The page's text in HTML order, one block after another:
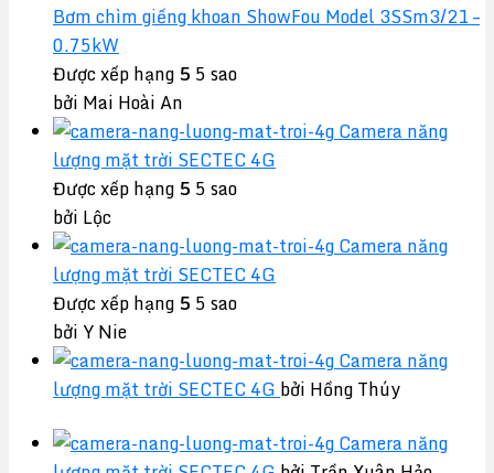
Bơm chìm giếng khoan ShowFou Model 3SSm3/21 –
0.75kW
Được xếp hạng5 5 sao
bởi Mai Hoài An
Camera năng
lượng mặt trời SECTEC 4G
Được xếp hạng5 5 sao
bởi Lộc
Camera năng
lượng mặt trời SECTEC 4G
Được xếp hạng5 5 sao
bởi Y Nie
Camera năng
lượng mặt trời SECTEC 4G bởi Hồng Thúy
Camera năng